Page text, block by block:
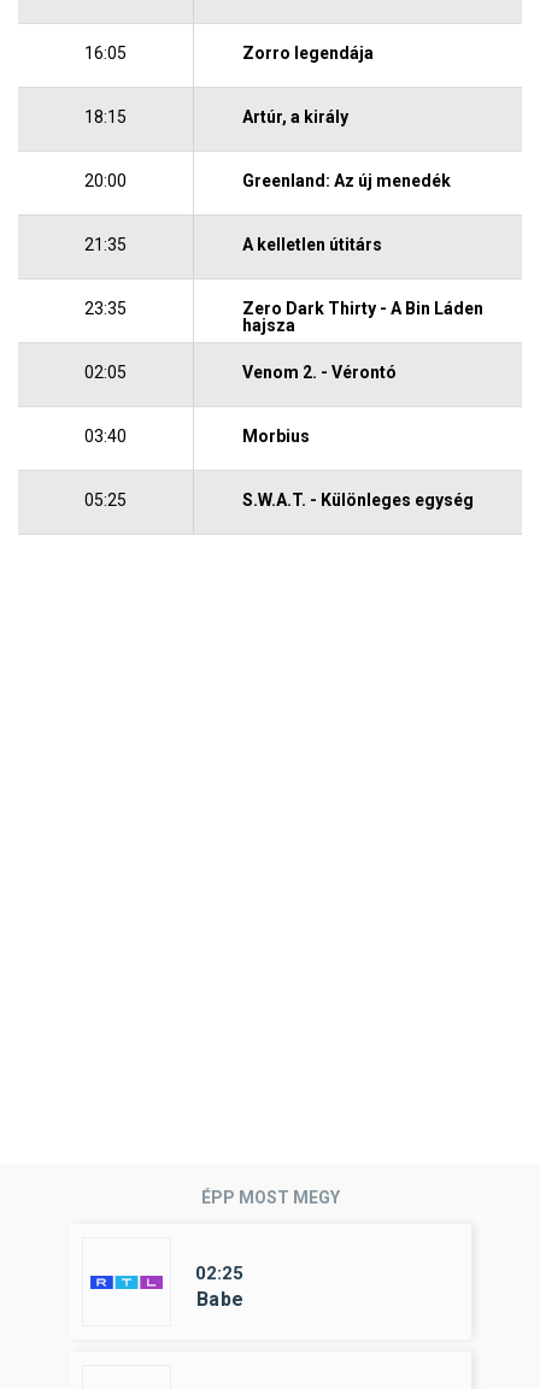
16:05 Zorro legendája
18:15 Artúr, a király
20:00 Greenland: Az új menedék
21:35 A kelletlen útitárs
23:35
Zero Dark Thirty - A Bin Láden
hajsza
02:05 Venom 2. - Vérontó
03:40 Morbius
05:25 S.W.A.T. - Különleges egység
ÉPP MOST MEGY
02:25
Babe